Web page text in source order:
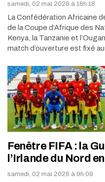
samedi, 02 mai 2026 à 18h:18
La Confédération Africaine
de la Coupe d’Afrique des
Kenya, la Tanzanie et
match d’ouverture est fixé
Fenêtre FIFA : la
l’Irlande du Nord
samedi, 02 mai 2026 à 9h:09